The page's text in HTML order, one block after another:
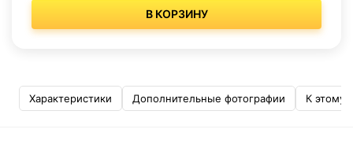
В КОРЗИНУ
Характеристики Дополнительные фотографии К этому